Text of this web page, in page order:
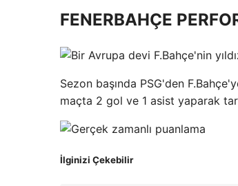
FENERBAHÇE
Sezon başında PSG'den
maçta 2 gol ve 1 asist yaparak
İlginizi Çekebilir